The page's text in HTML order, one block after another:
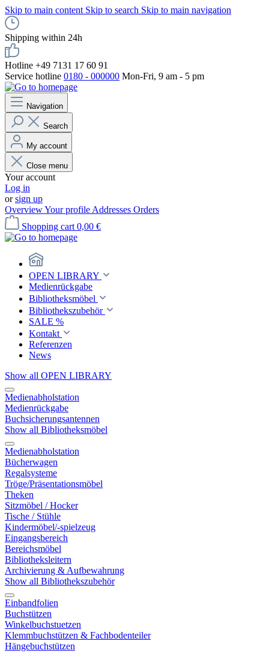
Skip to main content Skip to search Skip to main navigation
Shipping within 24h
Hotline +49 7131 17 60 91
Service hotline 0180 - 000000 Mon-Fri, 9 am - 5 pm
Navigation
Search
My account
Close menu
Your account
Log in
orsign up
OverviewYour profile Addresses Orders
Shopping cart 0,00 €
OPEN LIBRARY
Medienrückgabe
Bibliotheksmöbel
Bibliothekszubehör
SALE %
Kontakt
Referenzen
News
Show all OPEN LIBRARY
Medienabholstation
Medienrückgabe
Buchsicherungsantennen
Show all Bibliotheksmöbel
Medienabholstation
Bücherwagen
Regalsysteme
Tröge/Präsentationsmöbel
Theken
Sitzmöbel / Hocker
Tische / Stühle
Kindermöbel/-spielzeug
Eingangsbereich
Bereichsmöbel
Bibliotheksleitern
Archivierung & Aufbewahrung
Show all Bibliothekszubehör
Einbandfolien
Buchstützen
Winkelbuchstuetzen
Klemmbuchstützen & Fachbodenteiler
Hängebuchstützen